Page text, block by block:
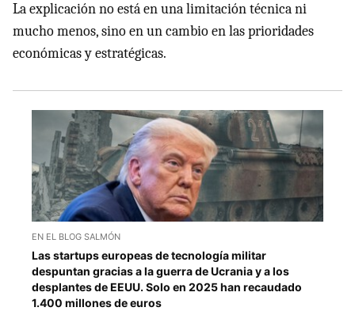
La explicación no está en una limitación técnica ni
mucho menos, sino en un cambio en las prioridades
económicas y estratégicas.
EN EL BLOG SALMÓN
Las startups europeas de tecnología militar
despuntan gracias a la guerra de Ucrania y a los
desplantes de EEUU. Solo en 2025 han recaudado
1.400 millones de euros